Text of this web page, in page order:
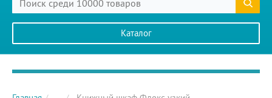
Каталог
Главное меню сайта